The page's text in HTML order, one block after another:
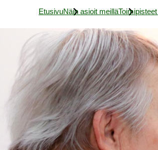
Etusi­vuNäin asioit meil­lä